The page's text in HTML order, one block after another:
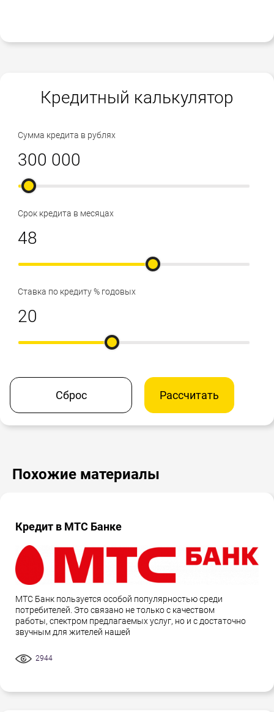
Кредитный калькулятор
Сумма кредита в рублях
Срок кредита в месяцах
Ставка по кредиту % годовых
Сброс Рассчитать
Похожие материалы
Кредит в МТС Банке
МТС Банк пользуется особой популярностью среди
потребителей. Это связано не только с качеством
работы, спектром предлагаемых услуг, но и с достаточно
звучным для жителей нашей
2944